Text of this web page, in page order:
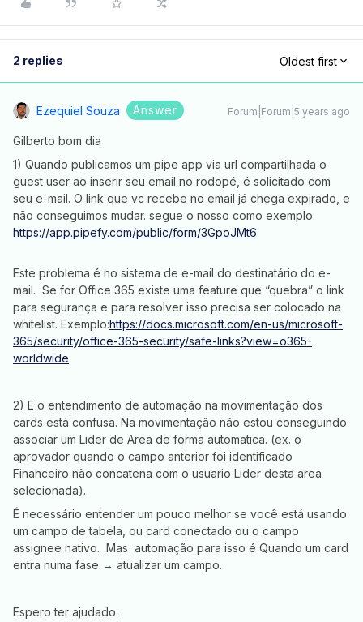
2 replies Oldest first
Ezequiel Souza Answer Forum|Forum|5 years ago
Gilberto bom dia
1) Quando publicamos um pipe app via url compartilhada o
guest user ao inserir seu email no rodopé, é solicitado com
seu e-mail. O link que vc recebe no email já chega expirado, e
não conseguimos mudar. segue o nosso como exemplo:
https://app.pipefy.com/public/form/3GpoJMt6
Este problema é no sistema de e-mail do destinatário do e-
mail. Se for Office 365 existe uma feature que “quebra” o link
para segurança e para resolver isso precisa ser colocado na
whitelist. Exemplo:https://docs.microsoft.com/en-us/microsoft-
365/security/office-365-security/safe-links?view=o365-
worldwide
2) E o entendimento de automação na movimentação dos
cards está confusa. Na movimentação não estou conseguindo
associar um Lider de Area de forma automatica. (ex. o
aprovador quando o campo anterior foi identificado
Financeiro não concatena com o usuario Lider desta area
selecionada).
É necessário entender um pouco melhor se você está usando
um campo de tabela, ou card conectado ou o campo
assignee nativo. Mas automação para isso é Quando um card
entra numa fase → atualizar um campo.
Espero ter ajudado.